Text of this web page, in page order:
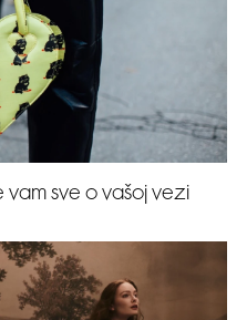
vam sve o vašoj vezi